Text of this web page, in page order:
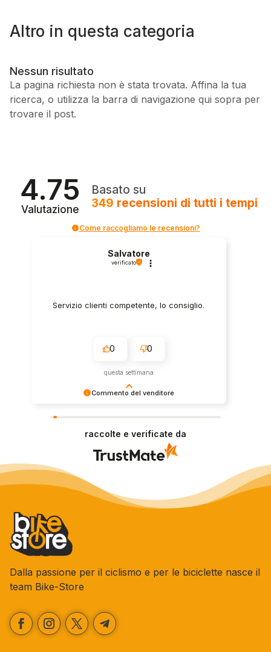
Altro in questa categoria
Nessun risultato
La pagina richiesta non è stata trovata. Affina la tua
ricerca, o utilizza la barra di navigazione qui sopra per
trovare il post.
4.75
Valutazione
Basato su
349 recensioni di tutti i tempi
Come raccogliamo le recensioni?
Commento del venditore
fornire il servizio giusto a clienti così fantastici.
Salvatore
verificato
Servizio clienti competente, lo consiglio.
0 0
questa settimana
raccolte e verificate da
Dalla passione per il ciclismo e per le biciclette nasce il
team Bike-Store